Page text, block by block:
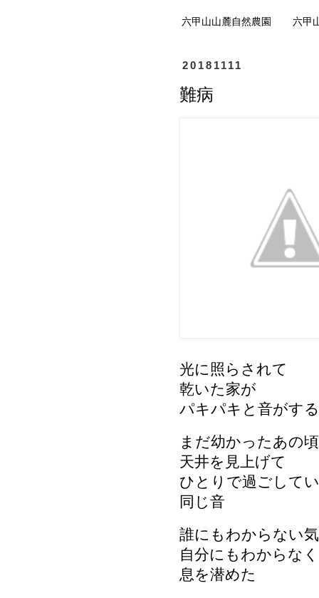
六甲山山麓自然農園 六甲
20181111
難病
光に照らされて
乾いた家が
パキパキと音がする
まだ幼かったあの頃
天井を見上げて
ひとりで過ごして
同じ音
誰にもわからない
自分にもわからな
息を潜めた